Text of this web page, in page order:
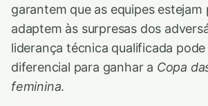
garantem que as equipes estejam
adaptem às surpresas dos
liderança técnica qualificada pode
diferencial para ganhar a Copa
feminina.